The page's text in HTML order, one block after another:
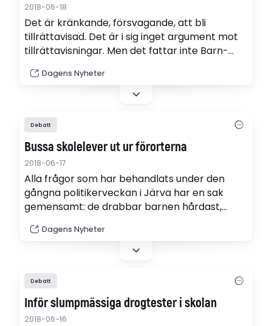
2018-06-18
Det är kränkande, försvagande, att bli
tillrättavisad. Det är i sig inget argument mot
tillrättavisningar. Men det fattar inte Barn-
Dagens Nyheter
Debatt
Bussa skolelever ut ur förorterna
2018-06-17
Alla frågor som har behandlats under den
gångna politikerveckan i Järva har en sak
gemensamt: de drabbar barnen hårdast,
Dagens Nyheter
Debatt
Inför slumpmässiga drogtester i skolan
2018-06-16